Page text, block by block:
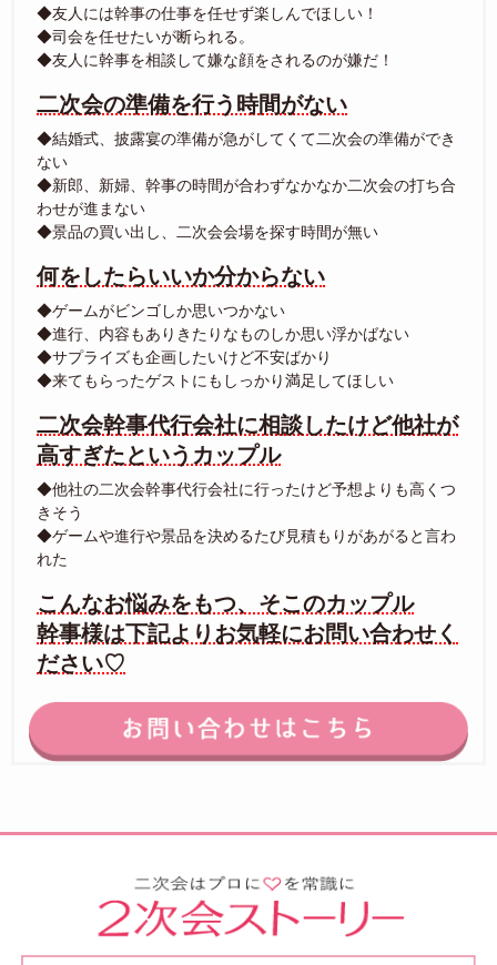
◆友人には幹事の仕事を任せず楽しんでほしい！
◆司会を任せたいが断られる。
◆友人に幹事を相談して嫌な顔をされるのが嫌だ！
二次会の準備を行う時間がない
◆結婚式、披露宴の準備が急がしてくて二次会の準備ができ
ない
◆新郎、新婦、幹事の時間が合わずなかなか二次会の打ち合
わせが進まない
◆景品の買い出し、二次会会場を探す時間が無い
何をしたらいいか分からない
◆ゲームがビンゴしか思いつかない
◆進行、内容もありきたりなものしか思い浮かばない
◆サプライズも企画したいけど不安ばかり
◆来てもらったゲストにもしっかり満足してほしい
二次会幹事代行会社に相談したけど他社が
高すぎたというカップル
◆他社の二次会幹事代行会社に行ったけど予想よりも高くつ
きそう
◆ゲームや進行や景品を決めるたび見積もりがあがると言わ
れた
こんなお悩みをもつ、そこのカップル
幹事様は下記よりお気軽にお問い合わせく
ださい♡